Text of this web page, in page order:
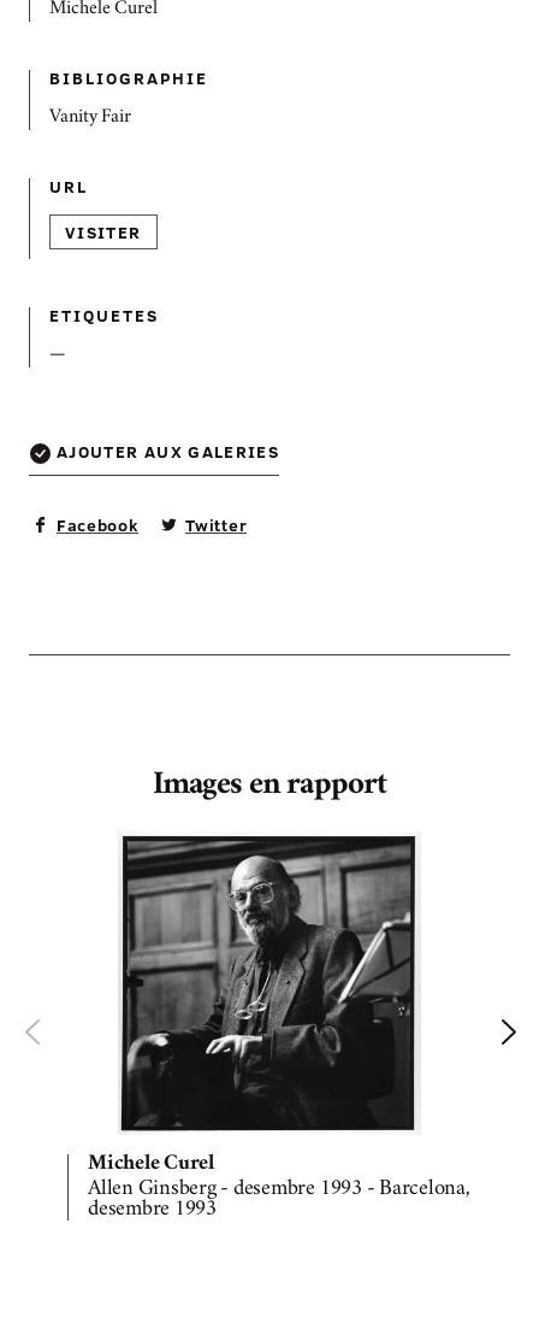
Michele Curel
BIBLIOGRAPHIE
Vanity Fair
URL
VISITER
ETIQUETES
—
AJOUTER AUX GALERIES
Facebook Twitter
Images en rapport
Michele Curel
Allen Ginsberg - desembre 1993 - Barcelona,
desembre 1993